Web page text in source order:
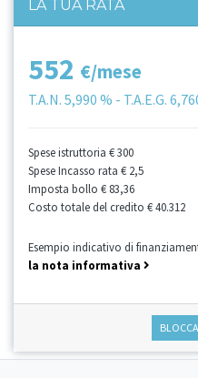
LA TUA RATA
552 €/mese
T.A.N. 5,990 % - T.A.E.G.
Spese istruttoria € 300
Spese Incasso rata € 2,5
Imposta bollo € 83,36
Costo totale del credito € 40.312
Esempio indicativo di
la nota informativa